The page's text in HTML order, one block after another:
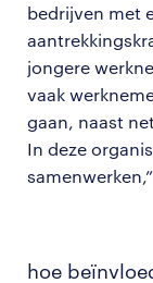
bedrijven met
jongere
vaak
gaan, naast
In deze
hoe